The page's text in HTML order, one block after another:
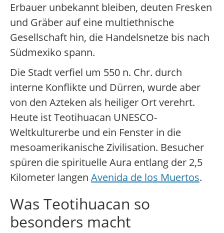
Erbauer unbekannt bleiben, deuten Fresken
und Gräber auf eine multiethnische
Gesellschaft hin, die Handelsnetze bis nach
Südmexiko spann.
Die Stadt verfiel um 550 n. Chr. durch
interne Konflikte und Dürren, wurde aber
von den Azteken als heiliger Ort verehrt.
Heute ist Teotihuacan UNESCO-
Weltkulturerbe und ein Fenster in die
mesoamerikanische Zivilisation. Besucher
spüren die spirituelle Aura entlang der 2,5
Kilometer langen Avenida de los Muertos.
Was Teotihuacan so
besonders macht